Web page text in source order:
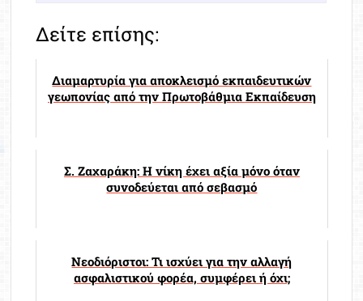
Δείτε επίσης:
Διαμαρτυρία για αποκλεισμό εκπαιδευτικών
γεωπονίας από την Πρωτοβάθμια Εκπαίδευση
Σ. Ζαχαράκη: Η νίκη έχει αξία μόνο όταν
συνοδεύεται από σεβασμό
Νεοδιόριστοι: Τι ισχύει για την αλλαγή
ασφαλιστικού φορέα, συμφέρει ή όχι;